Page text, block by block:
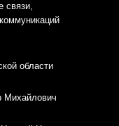
связи,
области
Михайлович